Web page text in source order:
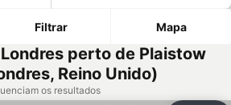
Filtrar Mapa
perto de Plaistow
Reino Unido)
os resultados